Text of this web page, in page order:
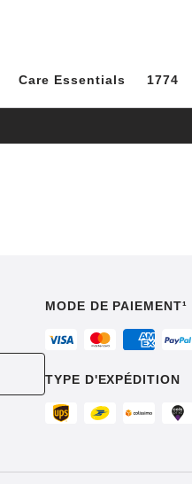
Care Essentials 1774
MODE DE PAIEMENT¹
TYPE D'EXPÉDITION